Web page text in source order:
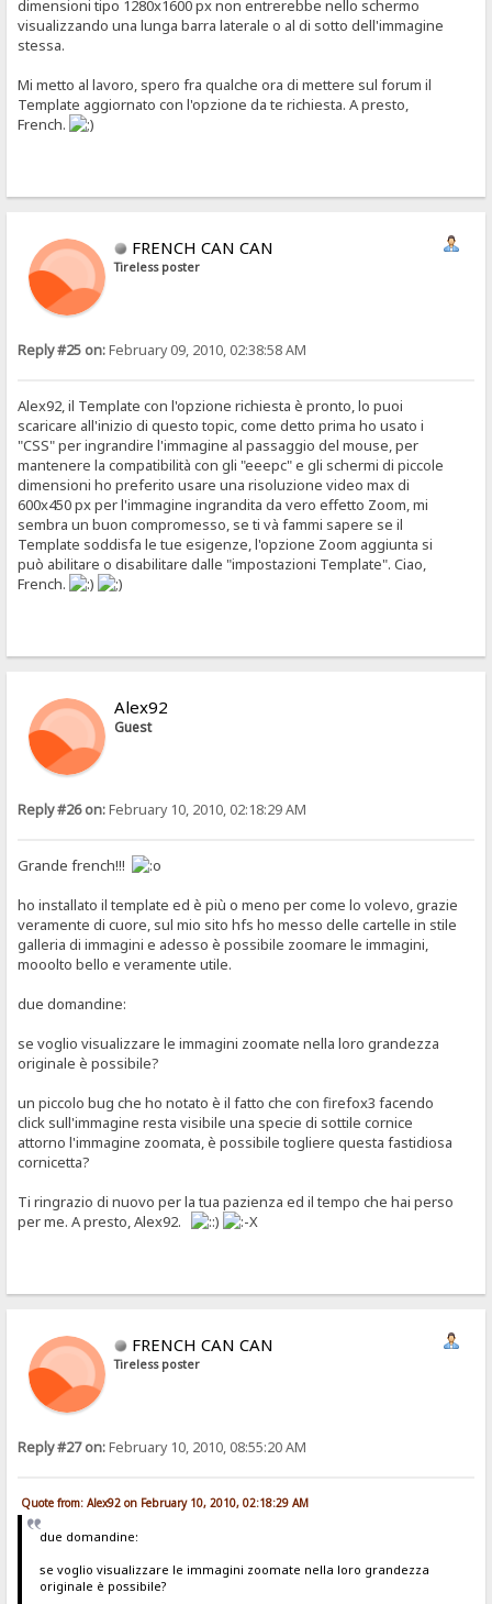
dimensioni tipo 1280x1600 px non entrerebbe nello schermo
visualizzando una lunga barra laterale o al di sotto dell'immagine
stessa.
Mi metto al lavoro, spero fra qualche ora di mettere sul forum il
Template aggiornato con l'opzione da te richiesta. A presto,
French.
FRENCH CAN CAN
Tireless poster
Reply #25 on:February 09, 2010, 02:38:58 AM
Alex92, il Template con l'opzione richiesta è pronto, lo puoi
scaricare all'inizio di questo topic, come detto prima ho usato i
"CSS" per ingrandire l'immagine al passaggio del mouse, per
mantenere la compatibilità con gli "eeepc" e gli schermi di piccole
dimensioni ho preferito usare una risoluzione video max di
600x450 px per l'immagine ingrandita da vero effetto Zoom, mi
sembra un buon compromesso, se ti và fammi sapere se il
Template soddisfa le tue esigenze, l'opzione Zoom aggiunta si
può abilitare o disabilitare dalle "impostazioni Template". Ciao,
French.
Alex92
Guest
Reply #26 on:February 10, 2010, 02:18:29 AM
Grande french!!!
ho installato il template ed è più o meno per come lo volevo, grazie
veramente di cuore, sul mio sito hfs ho messo delle cartelle in stile
galleria di immagini e adesso è possibile zoomare le immagini,
mooolto bello e veramente utile.
due domandine:
se voglio visualizzare le immagini zoomate nella loro grandezza
originale è possibile?
un piccolo bug che ho notato è il fatto che con firefox3 facendo
click sull'immagine resta visibile una specie di sottile cornice
attorno l'immagine zoomata, è possibile togliere questa fastidiosa
cornicetta?
Ti ringrazio di nuovo per la tua pazienza ed il tempo che hai perso
per me. A presto, Alex92.
FRENCH CAN CAN
Tireless poster
Reply #27 on:February 10, 2010, 08:55:20 AM
Quote from: Alex92 on February 10, 2010, 02:18:29 AM
due domandine:
se voglio visualizzare le immagini zoomate nella loro grandezza
originale è possibile?